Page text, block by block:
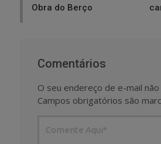
Obra do Berço
Comentários
O seu endereço de e-mail
Campos obrigatórios são